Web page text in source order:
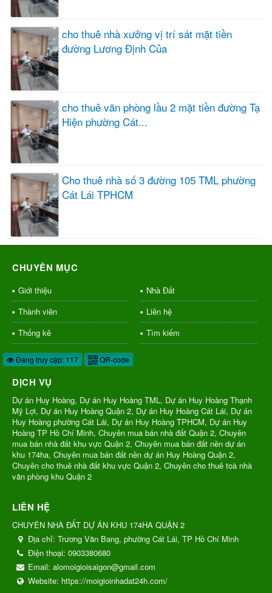
cho thuê nhà xưởng vị trí sát mặt tiền
đường Lương Định Của
cho thuê văn phòng lầu 2 mặt tiền đường Tạ
Hiện phường Cát...
Cho thuê nhà số 3 đường 105 TML phường
Cát Lái TPHCM
CHUYÊN MỤC
Giới thiệu
Nhà Đất
Thành viên
Liên hệ
Thống kê
Tìm kiếm
Đang truy cập: 117 QR-code
DỊCH VỤ
Dự án Huy Hoàng, Dự án Huy Hoàng TML, Dự án Huy Hoàng Thạnh
Mỹ Lợi, Dự án Huy Hoàng Quận 2, Dự án Huy Hoàng Cát Lái, Dự án
Huy Hoàng phường Cát Lái, Dự án Huy Hoàng TPHCM, Dự án Huy
Hoàng TP Hồ Chí Minh, Chuyên mua bán nhà đất Quận 2, Chuyên
mua bán nhà đất khu vực Quận 2, Chuyên mua bán đất nền dự án
khu 174ha, Chuyên mua bán đất nền dự án Huy Hoàng Quận 2,
Chuyên cho thuê nhà đất khu vực Quận 2, Chuyên cho thuê toà nhà
văn phòng khu Quận 2
LIÊN HỆ
CHUYÊN NHÀ ĐẤT DỰ ÁN KHU 174HA QUẬN 2
Địa chỉ: Trương Văn Bang, phường Cát Lái, TP Hồ Chí Minh
Điện thoại: 0903380680
Email: alomoigioisaigon@gmail.com
Website: https://moigioinhadat24h.com/